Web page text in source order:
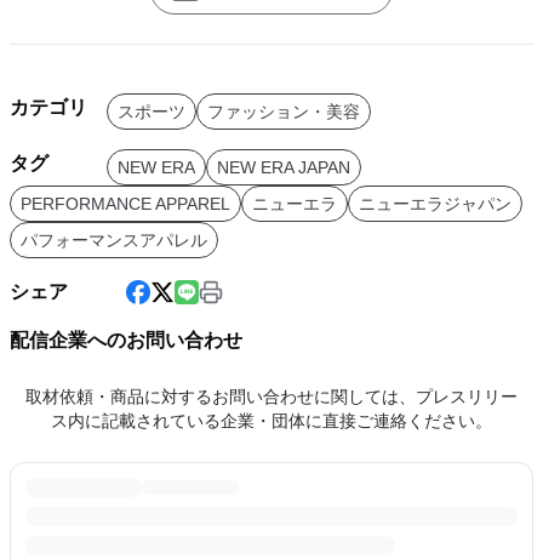
カテゴリ スポーツ ファッション・美容
タグ NEW ERA
NEW ERA JAPAN
PERFORMANCE APPAREL
ニューエラ
ニューエラジャパン
パフォーマンスアパレル
シェア
配信企業へのお問い合わせ
取材依頼・商品に対するお問い合わせに関しては、プレスリリー
ス内に記載されている企業・団体に直接ご連絡ください。